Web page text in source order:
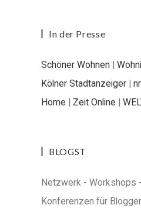
In der Presse
Schöner Wohnen |
Kölner Stadtanzeiger |
Home | Zeit Online |
BLOGST
Netzwerk - Workshops
Konferenzen für Blogger.